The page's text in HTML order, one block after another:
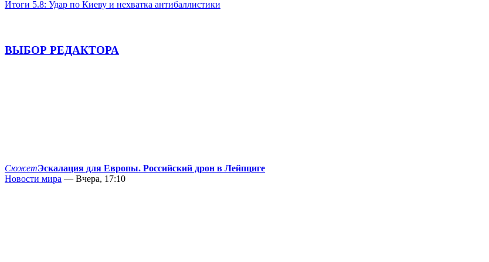
Итоги 5.8: Удар по Киеву и нехватка антибаллистики
ВЫБОР РЕДАКТОРА
СюжетЭскалация для Европы. Российский дрон в Лейпциге
Новости мира — Вчера, 17:10